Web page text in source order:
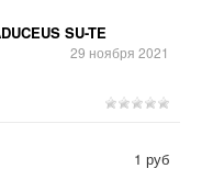
SU-TE
29 ноября 2021
1 руб